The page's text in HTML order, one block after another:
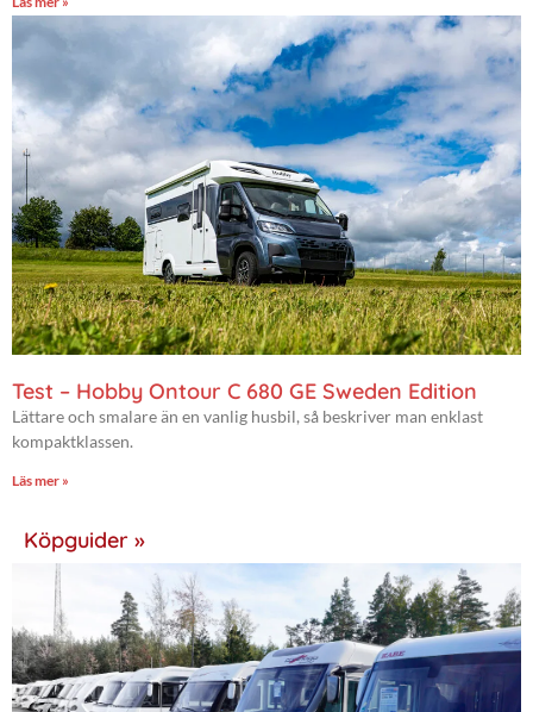
Test – Hobby Ontour C 680 GE Sweden Edition
Lättare och smalare än en vanlig husbil, så beskriver man enklast
kompaktklassen.
Läs mer »
Köpguider »